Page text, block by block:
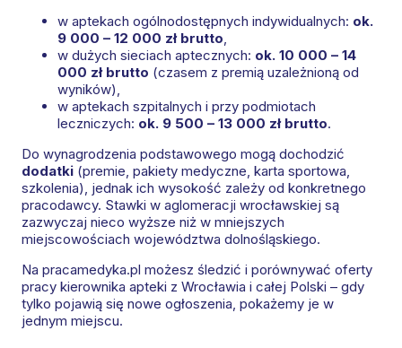
w aptekach ogólnodostępnych indywidualnych: ok.
9 000 – 12 000 zł brutto,
w dużych sieciach aptecznych: ok. 10 000 – 14
000 zł brutto (czasem z premią uzależnioną od
wyników),
w aptekach szpitalnych i przy podmiotach
leczniczych: ok. 9 500 – 13 000 zł brutto.
Do wynagrodzenia podstawowego mogą dochodzić
dodatki (premie, pakiety medyczne, karta sportowa,
szkolenia), jednak ich wysokość zależy od konkretnego
pracodawcy. Stawki w aglomeracji wrocławskiej są
zazwyczaj nieco wyższe niż w mniejszych
miejscowościach województwa dolnośląskiego.
Na pracamedyka.pl możesz śledzić i porównywać oferty
pracy kierownika apteki z Wrocławia i całej Polski – gdy
tylko pojawią się nowe ogłoszenia, pokażemy je w
jednym miejscu.